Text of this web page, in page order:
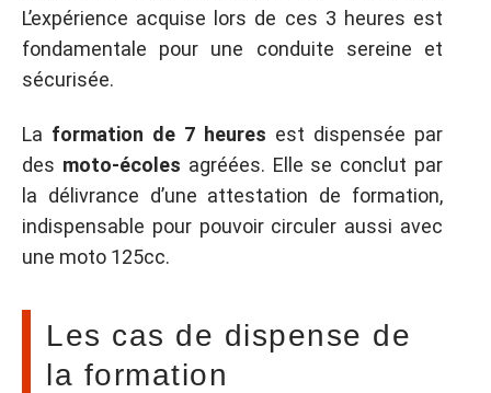
L’expérience acquise lors de ces 3 heures est
fondamentale pour une conduite sereine et
sécurisée.
La formation de 7 heures est dispensée par
des moto-écoles agréées. Elle se conclut par
la délivrance d’une attestation de formation,
indispensable pour pouvoir circuler aussi avec
une moto 125cc.
Les cas de dispense de
la formation